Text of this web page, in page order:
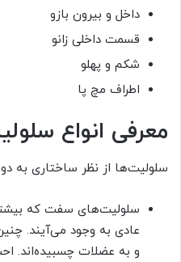
داخل و بیرون بازو
قسمت داخلی زانو
شکم و پهلو
اطراف مچ پا
معرفی انواع
سلولیت‌ها از نظر ساختاری به
سلولیت‌های سفت که
عادی به وجود می‌آیند.
و به عضلات چسبیده‌اند.